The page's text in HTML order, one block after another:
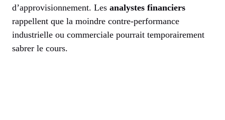
d’approvisionnement. Les analystes financiers
rappellent que la moindre contre-performance
industrielle ou commerciale pourrait temporairement
sabrer le cours.